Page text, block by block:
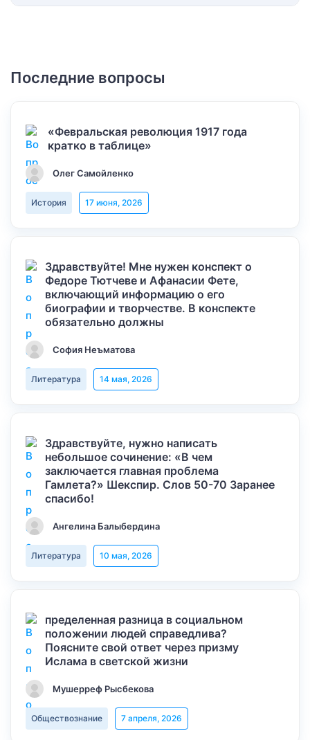
Последние вопросы
«Февральская революция 1917 года
кратко в таблице»
Олег Самойленко
История 17 июня, 2026
Здравствуйте! Мне нужен конспект о
Федоре Тютчеве и Афанасии Фете,
включающий информацию о его
биографии и творчестве. В конспекте
обязательно должны
София Неъматова
Литература 14 мая, 2026
Здравствуйте, нужно написать
небольшое сочинение: «В чем
заключается главная проблема
Гамлета?» Шекспир. Слов 50-70 Заранее
спасибо!
Ангелина Балыбердина
Литература 10 мая, 2026
пределенная разница в социальном
положении людей справедлива?
Поясните свой ответ через призму
Ислама в светской жизни
Мушерреф Рысбекова
Обществознание 7 апреля, 2026